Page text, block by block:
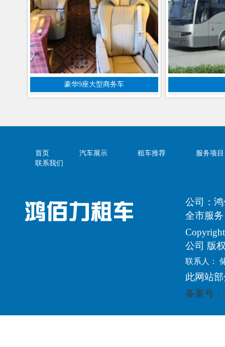
豪华9座大型商务车
首页 汽车展示 租车推荐
服务项目
联系我们
公司：
全市服务
公司 版
联系人：
此网站
备案号：